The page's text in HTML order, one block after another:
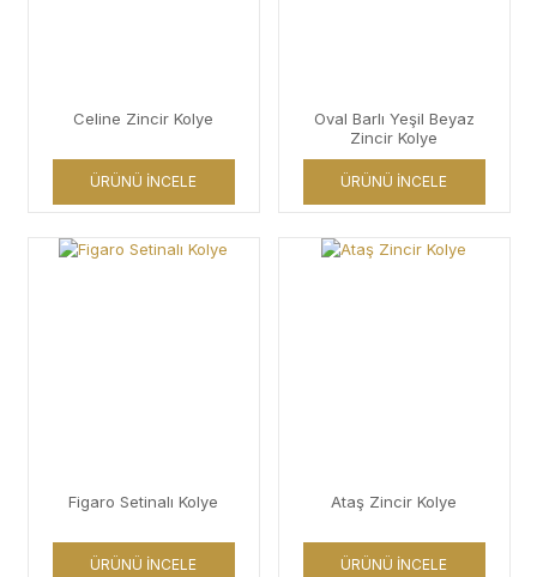
Celine Zincir Kolye
ÜRÜNÜ İNCELE
Oval Barlı Yeşil Beyaz
Zincir Kolye
ÜRÜNÜ İNCELE
Figaro Setinalı Kolye
ÜRÜNÜ İNCELE
Ataş Zincir Kolye
ÜRÜNÜ İNCELE